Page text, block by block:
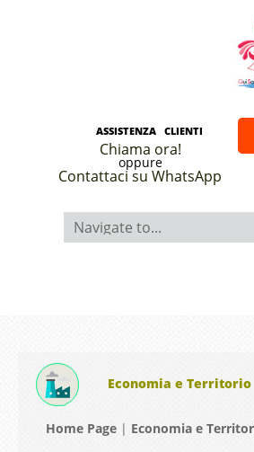
ASSISTENZA CLIENTI
Chiama ora!
oppure
Contattaci su WhatsApp
Economia e Territorio
Home Page | Economia e